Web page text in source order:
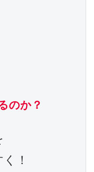
のか？
！